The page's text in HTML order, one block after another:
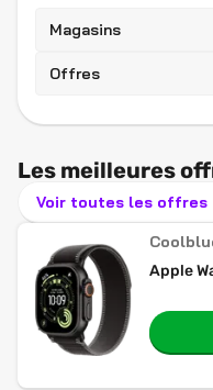
Magasins
Offres
Les meilleures
Voir toutes les offres
Apple